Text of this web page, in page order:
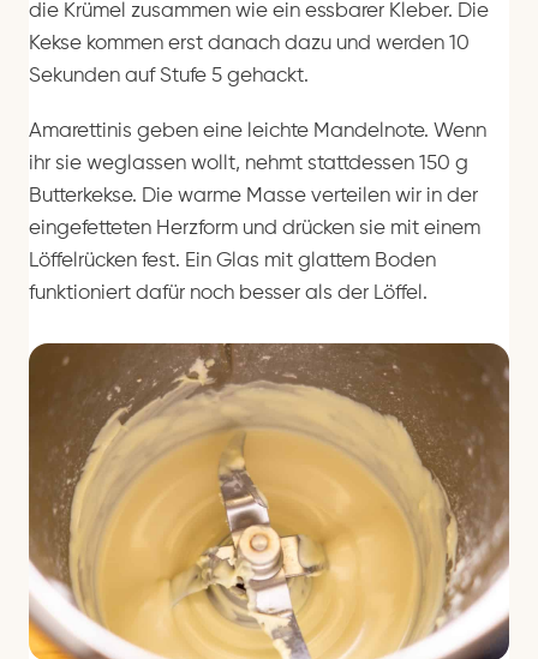
die Krümel zusammen wie ein essbarer Kleber. Die
Kekse kommen erst danach dazu und werden 10
Sekunden auf Stufe 5 gehackt.
Amarettinis geben eine leichte Mandelnote. Wenn
ihr sie weglassen wollt, nehmt stattdessen 150 g
Butterkekse. Die warme Masse verteilen wir in der
eingefetteten Herzform und drücken sie mit einem
Löffelrücken fest. Ein Glas mit glattem Boden
funktioniert dafür noch besser als der Löffel.